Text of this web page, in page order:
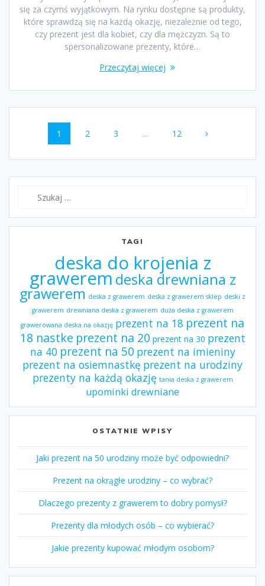
się za czymś wyjątkowym. Na rynku dostępne są produkty,
które sprawdzą się na każdą okazję, niezależnie od tego,
czy prezent jest dla kobiet, czy dla mężczyzn. Są to
spersonalizowane prezenty, które…
Przeczytaj więcej
Nawigacja
wpisów
Strona
1 Strona
2 Strona
3 … Strona
12
TAGI
deska do krojenia z
grawerem deska drewniana z
grawerem deska z grawerem deska z grawerem sklep deski z
grawerem drewniana deska z grawerem duża deska z grawerem
grawerowana deska na okazję prezent na 18 prezent na
18 nastke prezent na 20 prezent na 30 prezent
na 40 prezent na 50 prezent na imieniny
prezent na osiemnastkę prezent na urodziny
prezenty na każdą okazję tania deska z grawerem
upominki drewniane
OSTATNIE WPISY
Jaki prezent na 50 urodziny może być odpowiedni?
Prezent na okrągłe urodziny – co wybrać?
Dlaczego prezenty z grawerem to dobry pomysł?
Prezenty dla młodych osób – co wybierać?
Jakie prezenty kupować młodym osobom?